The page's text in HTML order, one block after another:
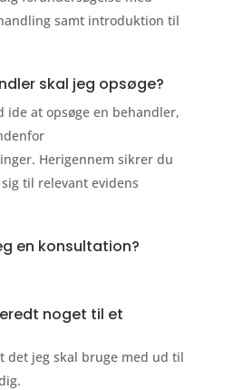
samt introduktion til
skal jeg opsøge?
ide at opsøge en behandler,
Herigennem sikrer du
til relevant evidens
en konsultation?
noget til et
det jeg skal bruge med ud til